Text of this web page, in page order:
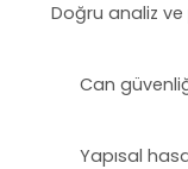
Doğru analiz
Can
Yapısal